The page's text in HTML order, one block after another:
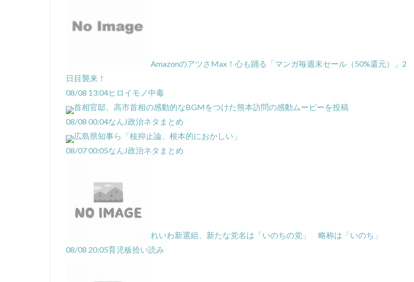
AmazonのアツさMax！心も踊る「マンガ毎週末セール（50%還元）」2
日目襲来！
08/08 13:04ヒロイモノ中毒
首相官邸、高市首相の感動的なBGMをつけた熊本訪問の感動ムービーを投稿
08/08 00:04なんJ政治ネタまとめ
広島県知事ら「核抑止論、根本的におかしい」
08/07 00:05なんJ政治ネタまとめ
れいわ新選組、新たな党名は「いのちの党」 略称は「いのち」
08/08 20:05育児板拾い読み